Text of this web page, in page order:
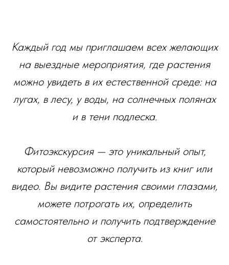
Каждый год мы приглашаем всех желающих
на выездные мероприятия, где растения
можно увидеть в их естественной среде: на
лугах, в лесу, у воды, на солнечных полянах
и в тени подлеска.
Фитоэкскурсия — это уникальный опыт,
который невозможно получить из книг или
видео. Вы видите растения своими глазами,
можете потрогать их, определить
самостоятельно и получить подтверждение
от эксперта.